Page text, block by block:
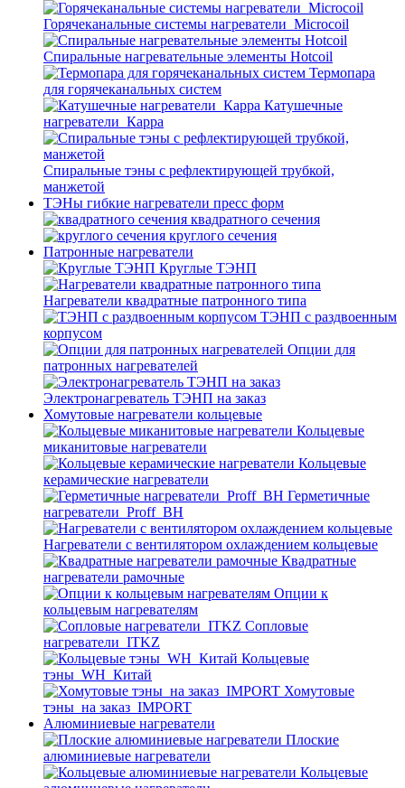
Горячеканальные системы нагреватели_Microcoil
Спиральные нагревательные элементы Hotcoil
Термопара
для горячеканальных систем
Катушечные
нагреватели_Карра
Спиральные тэны с рефлектирующей трубкой,
манжетой
ТЭНы гибкие нагреватели пресс форм
квадратного сечения
круглого сечения
Патронные нагреватели
Круглые ТЭНП
Нагреватели квадратные патронного типа
ТЭНП с раздвоенным
корпусом
Опции для
патронных нагревателей
Электронагреватель ТЭНП на заказ
Хомутовые нагреватели кольцевые
Кольцевые
миканитовые нагреватели
Кольцевые
керамические нагреватели
Герметичные
нагреватели_Proff_BH
Нагреватели с вентилятором охлаждением кольцевые
Квадратные
нагреватели рамочные
Опции к
кольцевым нагревателям
Cопловые
нагреватели_ITKZ
Кольцевые
тэны_WH_Китай
Хомутовые
тэны_на заказ_IMPORT
Алюминиевые нагреватели
Плоские
алюминиевые нагреватели
Кольцевые